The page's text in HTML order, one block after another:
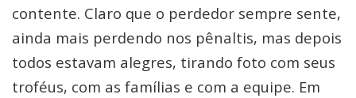
contente. Claro que o perdedor sempre sente,
ainda mais perdendo nos pênaltis, mas depois
todos estavam alegres, tirando foto com seus
troféus, com as famílias e com a equipe. Em